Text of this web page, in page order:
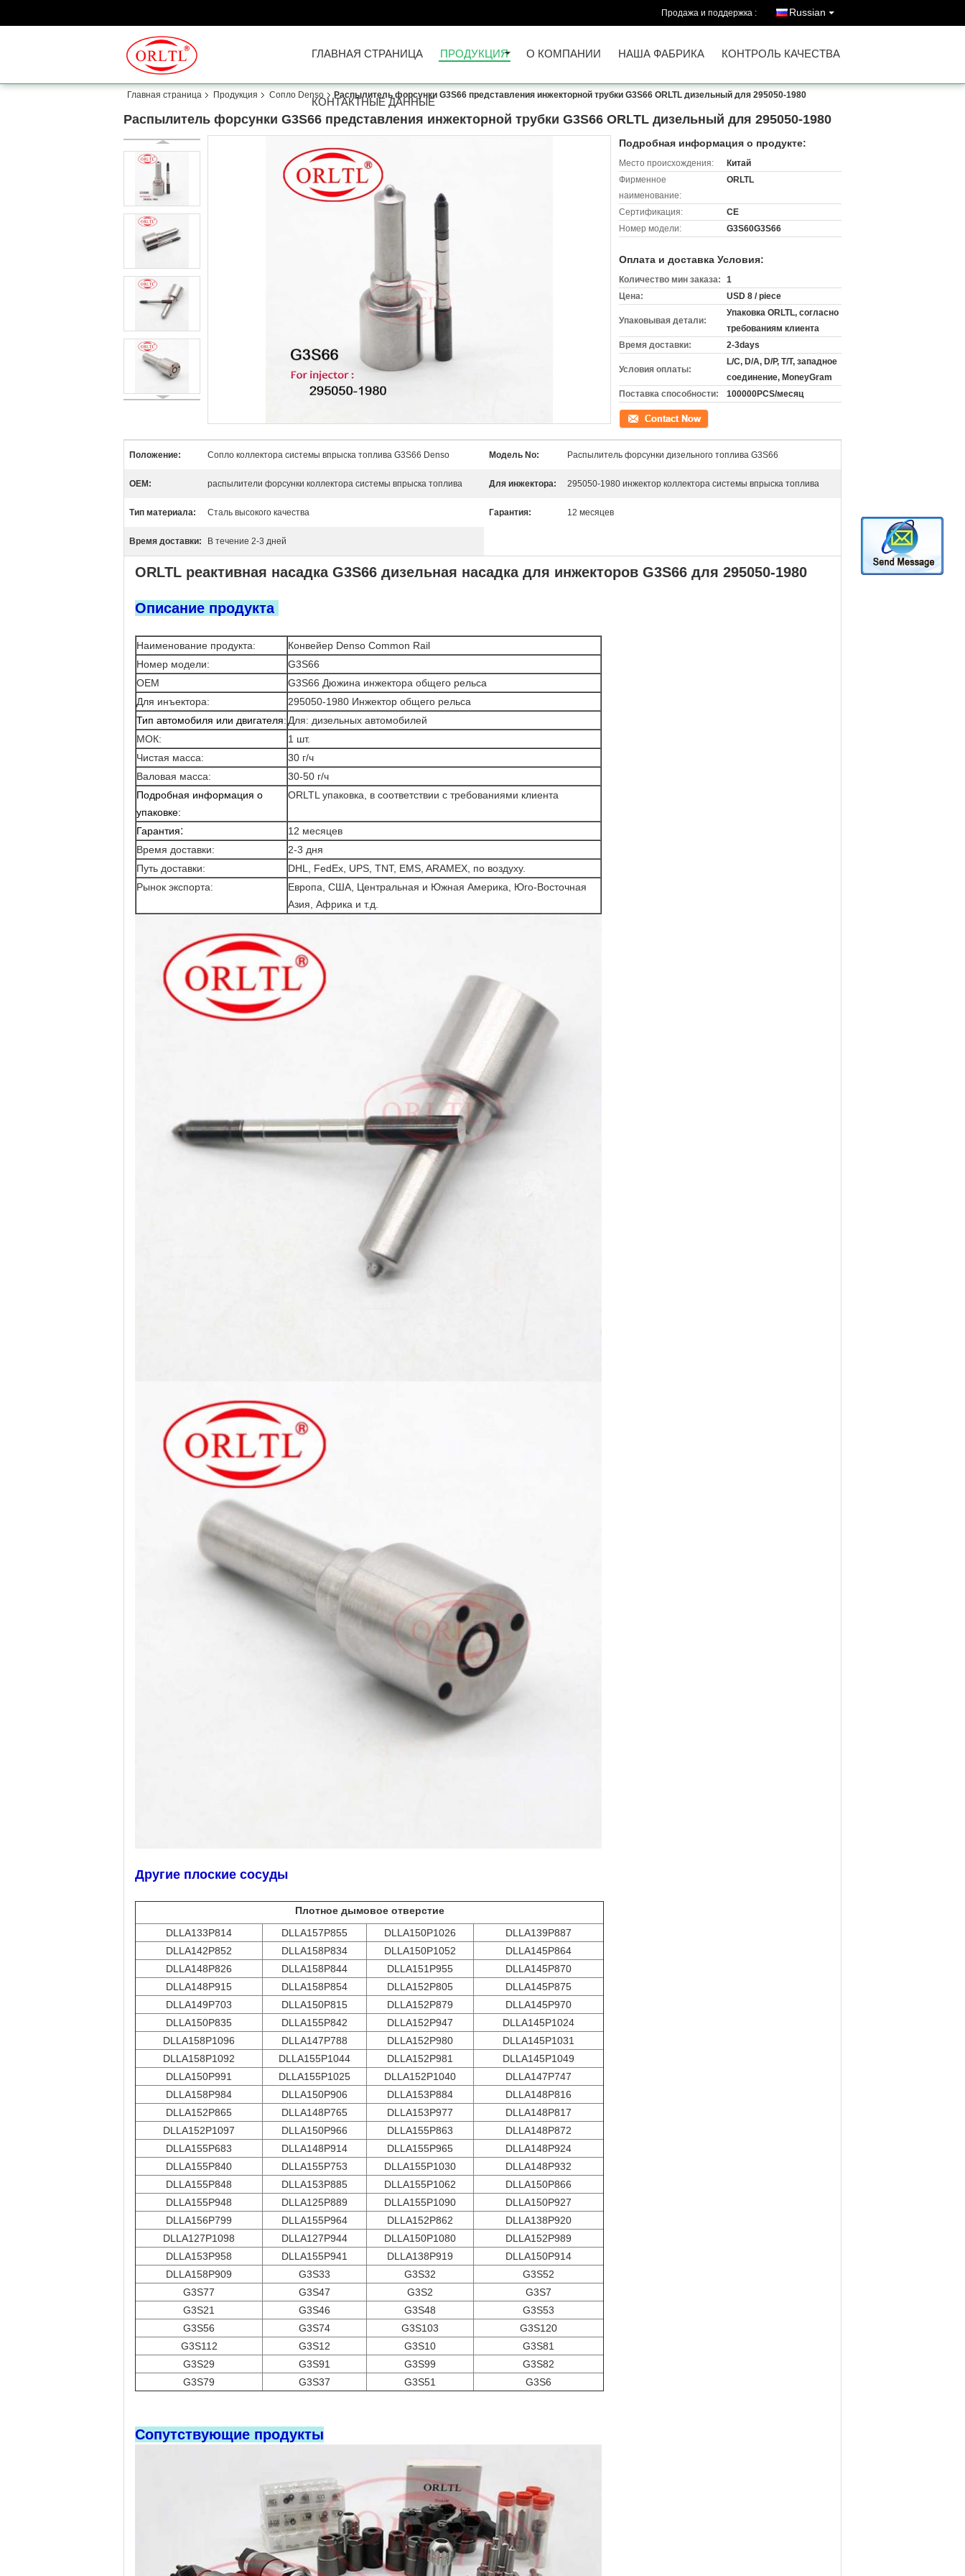
Продажа и поддержка : Russian
ГЛАВНАЯ СТРАНИЦА ПРОДУКЦИЯ О КОМПАНИИ НАША ФАБРИКА КОНТРОЛЬ КАЧЕСТВА
КОНТАКТНЫЕ ДАННЫЕ
Главная страница Продукция Сопло Denso Распылитель форсунки G3S66 представления инжекторной трубки G3S66 ORLTL дизельный для 295050-1980
Распылитель форсунки G3S66 представления инжекторной трубки G3S66 ORLTL дизельный для 295050-1980
Подробная информация о продукте:
Место происхождения:
Китай
Фирменное
наименование:
ORLTL
Сертификация:
CE
Номер модели:
G3S60G3S66
Оплата и доставка Условия:
Количество мин заказа:
1
Цена:
USD 8 / piece
Упаковывая детали:
Упаковка ORLTL, согласно
требованиям клиента
Время доставки:
2-3days
Условия оплаты:
L/C, D/A, D/P, T/T, западное
соединение, MoneyGram
Поставка способности:
100000PCS/месяц
контакт
Положение: Сопло коллектора системы впрыска топлива G3S66 Denso Модель No: Распылитель форсунки дизельного топлива G3S66
OEM: распылители форсунки коллектора системы впрыска топлива Для инжектора: 295050-1980 инжектор коллектора системы впрыска топлива
Тип материала: Сталь высокого качества Гарантия: 12 месяцев
Время доставки: В течение 2-3 дней
ОRLTL реактивная насадка G3S66 дизельная насадка для инжекторов G3S66 для 295050-1980
Описание продукта
Наименование продукта:
Конвейер Denso Common Rail
Номер модели:
G3S66
OEM
G3S66 Дюжина инжектора общего рельса
Для инъектора:
295050-1980 Инжектор общего рельса
Тип автомобиля или двигателя: Для: дизельных автомобилей
МОК:
1 шт.
Чистая масса:
30 г/ч
Валовая масса:
30-50 г/ч
Подробная информация о
упаковке:
ОRLTL упаковка, в соответствии с требованиями клиента
Гарантия:
12 месяцев
Время доставки:
2-3 дня
Путь доставки:
DHL, FedEx, UPS, TNT, EMS, ARAMEX, по воздуху.
Рынок экспорта:
Европа, США, Центральная и Южная Америка, Юго-Восточная
Азия, Африка и т.д.
Другие плоские сосуды
Плотное дымовое отверстие
DLLA133P814
DLLA157P855 DLLA150P1026
DLLA139P887
DLLA142P852
DLLA158P834 DLLA150P1052
DLLA145P864
DLLA148P826
DLLA158P844 DLLA151P955
DLLA145P870
DLLA148P915
DLLA158P854 DLLA152P805
DLLA145P875
DLLA149P703
DLLA150P815 DLLA152P879
DLLA145P970
DLLA150P835
DLLA155P842 DLLA152P947
DLLA145P1024
DLLA158P1096
DLLA147P788 DLLA152P980
DLLA145P1031
DLLA158P1092
DLLA155P1044 DLLA152P981
DLLA145P1049
DLLA150P991
DLLA155P1025 DLLA152P1040
DLLA147P747
DLLA158P984
DLLA150P906 DLLA153P884
DLLA148P816
DLLA152P865
DLLA148P765 DLLA153P977
DLLA148P817
DLLA152P1097
DLLA150P966 DLLA155P863
DLLA148P872
DLLA155P683
DLLA148P914 DLLA155P965
DLLA148P924
DLLA155P840
DLLA155P753 DLLA155P1030
DLLA148P932
DLLA155P848
DLLA153P885 DLLA155P1062
DLLA150P866
DLLA155P948
DLLA125P889 DLLA155P1090
DLLA150P927
DLLA156P799
DLLA155P964 DLLA152P862
DLLA138P920
DLLA127P1098
DLLA127P944 DLLA150P1080
DLLA152P989
DLLA153P958
DLLA155P941 DLLA138P919
DLLA150P914
DLLA158P909
G3S33 G3S32
G3S52
G3S77
G3S47 G3S2
G3S7
G3S21
G3S46 G3S48
G3S53
G3S56
G3S74 G3S103
G3S120
G3S112
G3S12 G3S10
G3S81
G3S29
G3S91 G3S99
G3S82
G3S79
G3S37 G3S51 G3S6
Сопутствующие продукты